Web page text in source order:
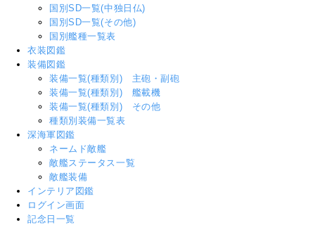
国別SD一覧(中独日仏)
国別SD一覧(その他)
国別艦種一覧表
衣装図鑑
装備図鑑
装備一覧(種類別) 主砲・副砲
装備一覧(種類別) 艦載機
装備一覧(種類別) その他
種類別装備一覧表
深海軍図鑑
ネームド敵艦
敵艦ステータス一覧
敵艦装備
インテリア図鑑
ログイン画面
記念日一覧